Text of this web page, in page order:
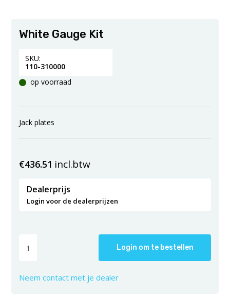
White Gauge Kit
SKU:
110-310000
op voorraad
Jack plates
€436.51 incl.btw
Dealerprijs
Login voor de dealerprijzen
Login om te bestellen
Neem contact met je dealer